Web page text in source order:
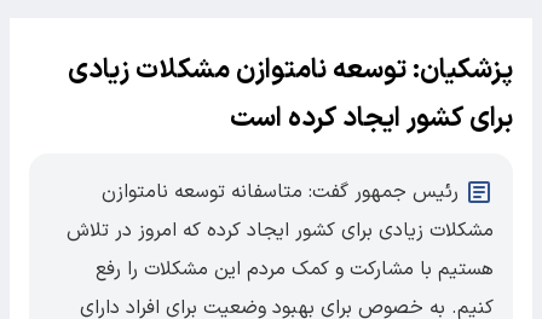
پزشکیان: توسعه نامتوازن مشکلات زیادی
برای کشور ایجاد کرده است
رئیس جمهور گفت: متاسفانه توسعه نامتوازن
مشکلات زیادی برای کشور ایجاد کرده که امروز در تلاش
هستیم با مشارکت و کمک مردم این مشکلات را رفع
کنیم. به خصوص برای بهبود وضعیت برای افراد دارای